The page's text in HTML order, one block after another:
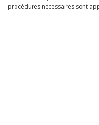
les équipements
au patient pour les examens
radioactives